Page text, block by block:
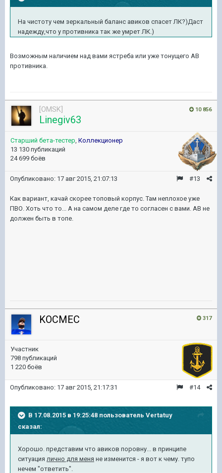
На чистоту чем зеркальный баланс авиков спасет ЛК?)Даст
надежду,что у противника так же умрет ЛК.)
Возможным наличием над вами ястреба или уже тонущего АВ
противника.
10 856
[OMSK]
Linegiv63
Старший бета-тестер Коллекционер
13 130 публикаций
24 699 боёв
#13
Опубликовано: 17 авг 2015, 21:07:13
Как вариант, качай скорее топовый корпус. Там неплохое уже
ПВО. Хоть что то... А на самом деле где то согласен с вами. АВ не
должен быть в топе.
317
KOCMEC
Участник
798 публикаций
1 220 боёв
#14
Опубликовано: 17 авг 2015, 21:17:31
В 17.08.2015 в 19:25:48 пользователь Vertatuy
сказал:
Хорошо. представим что авиков поровну... в принципе
ситуация лично для меня не изменится - я вот к чему. тупо
нечем "ответить".